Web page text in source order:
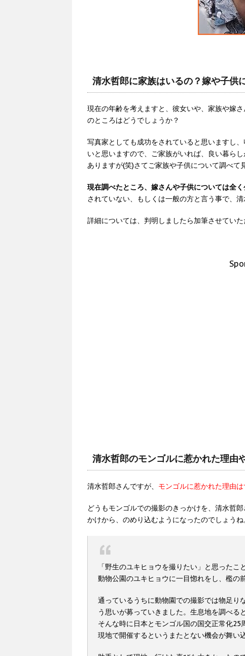
清水哲郎に家族はいるの？嫁や子供
現在の年齢を考えますと、彼女いや、家族や嫁
のところはどうでしょうか？
写真家としても成功をされていると思いますし
いと思いますので、ご家族がいれば、良い暮ら
ありますが(笑)さてご家族や子供について調べて
現在調べたところ、嫁さんや子供については全
されていない、もしくは一般の方と言う事で、
詳細については、判明しましたら加筆させていた
清水哲郎のモンゴルに惹かれた理由
清水哲郎さんですが、 モンゴルに惹かれた理由
どうもモンゴルでの撮影のきっかけを、清水哲
かけから、のめり込むようになったのでしょうね
「野生のユキヒョウを撮りたい」と思った
動物公園のユキヒョウに一目惚れをし、檻の
通っているうちに動物園での撮影では物足り
う思いが募っていきました。生息地を調べる
そんな時に日本とモンゴル国の国交正常化
現地で開催するというまたとない機会が舞い